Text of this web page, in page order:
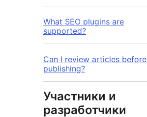
What SEO plugins are
supported?
Can I review articles before
publishing?
Участники и
разработчики